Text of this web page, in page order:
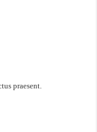
praesent.